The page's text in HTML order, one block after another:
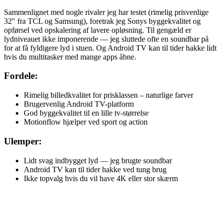
Sammenlignet med nogle rivaler jeg har testet (rimelig prisvenlige
32″ fra TCL og Samsung), foretrak jeg Sonys byggekvalitet og
opførsel ved opskalering af lavere opløsning. Til gengæld er
lydniveauet ikke imponerende — jeg sluttede ofte en soundbar på
for at få fyldigere lyd i stuen. Og Android TV kan til tider hakke lidt
hvis du multitasker med mange apps åbne.
Fordele:
Rimelig billedkvalitet for prisklassen – naturlige farver
Brugervenlig Android TV-platform
God byggekvalitet til en lille tv-størrelse
Motionflow hjælper ved sport og action
Ulemper:
Lidt svag indbygget lyd — jeg brugte soundbar
Android TV kan til tider hakke ved tung brug
Ikke topvalg hvis du vil have 4K eller stor skærm